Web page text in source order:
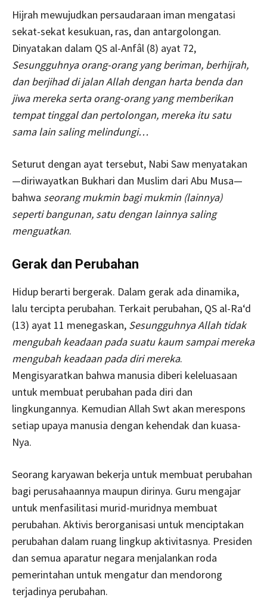
Hijrah mewujudkan persaudaraan iman mengatasi
sekat-sekat kesukuan, ras, dan antargolongan.
Dinyatakan dalam QS al-Anfâl (8) ayat 72,
Sesungguhnya orang-orang yang beriman, berhijrah,
dan berjihad di jalan Allah dengan harta benda dan
jiwa mereka serta orang-orang yang memberikan
tempat tinggal dan pertolongan, mereka itu satu
sama lain saling melindungi…
Seturut dengan ayat tersebut, Nabi Saw menyatakan
—diriwayatkan Bukhari dan Muslim dari Abu Musa—
bahwa seorang mukmin bagi mukmin (lainnya)
seperti bangunan, satu dengan lainnya saling
menguatkan.
Gerak dan Perubahan
Hidup berarti bergerak. Dalam gerak ada dinamika,
lalu tercipta perubahan. Terkait perubahan, QS al-Ra‘d
(13) ayat 11 menegaskan, Sesungguhnya Allah tidak
mengubah keadaan pada suatu kaum sampai mereka
mengubah keadaan pada diri mereka.
Mengisyaratkan bahwa manusia diberi keleluasaan
untuk membuat perubahan pada diri dan
lingkungannya. Kemudian Allah Swt akan merespons
setiap upaya manusia dengan kehendak dan kuasa-
Nya.
Seorang karyawan bekerja untuk membuat perubahan
bagi perusahaannya maupun dirinya. Guru mengajar
untuk menfasilitasi murid-muridnya membuat
perubahan. Aktivis berorganisasi untuk menciptakan
perubahan dalam ruang lingkup aktivitasnya. Presiden
dan semua aparatur negara menjalankan roda
pemerintahan untuk mengatur dan mendorong
terjadinya perubahan.